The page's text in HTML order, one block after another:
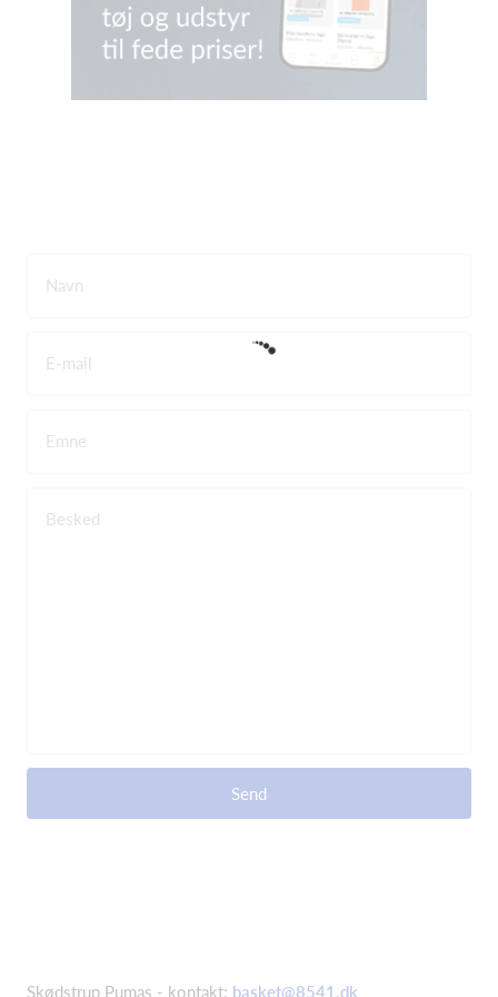
Navn
E-mail
Emne
Besked
Send
Skødstrup Pumas - kontakt: basket@8541.dk